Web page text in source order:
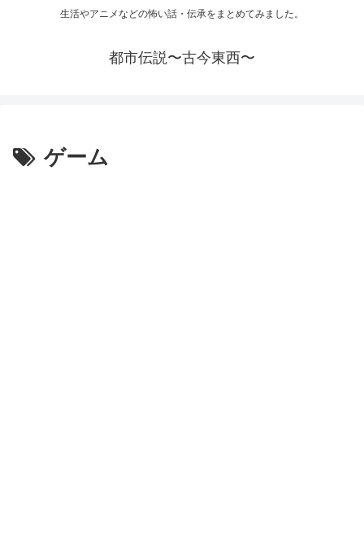
生活やアニメなどの怖い話・伝承をまとめてみました。
都市伝説〜古今東西〜
ゲーム